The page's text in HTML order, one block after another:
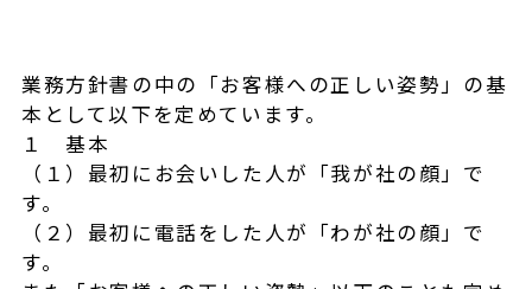
業務方針書の中の「お客様への正しい姿勢」の基
本として以下を定めています。
１ 基本
（１）最初にお会いした人が「我が社の顔」で
す。
（２）最初に電話をした人が「わが社の顔」で
す。